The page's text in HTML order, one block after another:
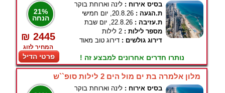
21%
הנחה
₪ 2445
המחיר לזוג
פרטי הדיל
בסיס אירוח : לינה וארוחת בוקר
ת.הגעה : 20.8.26, יום חמישי
ת.עזיבה : 22.8.26, יום שבת
מספר לילות : 2 לילות
דירוג גולשים : דירוג טוב מאוד
נותרו חדרים אחרונים למבצע זה !
מלון אלמרה בת ים מול הים 2 לילות סופ``ש
בסיס אירוח : לינה וארוחת בוקר